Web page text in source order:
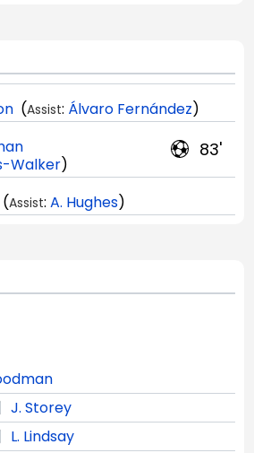
(Assist: Álvaro Fernández)
83'
Walker)
(Assist: A. Hughes)
J. Storey
L. Lindsay